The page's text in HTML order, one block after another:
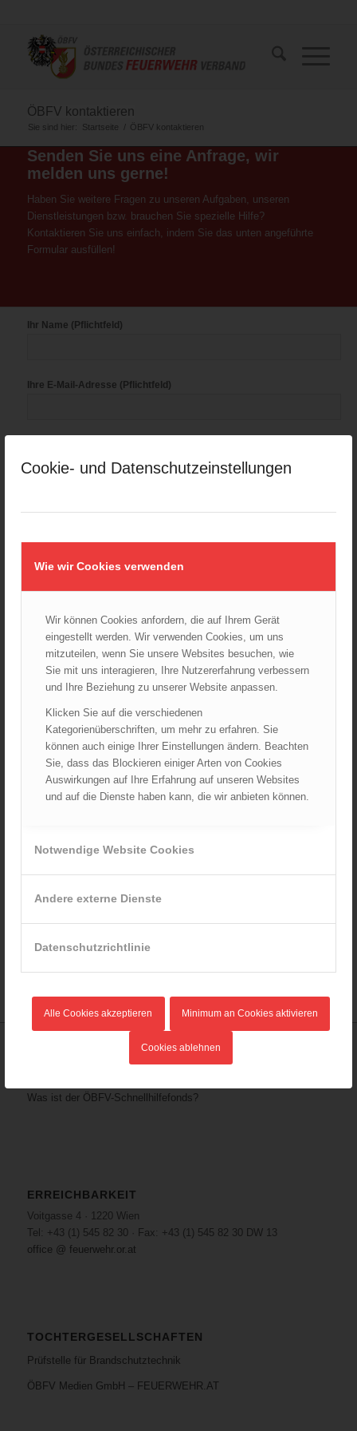
Cookie- und Datenschutzeinstellungen
Wie wir Cookies verwenden
Wir können Cookies anfordern, die auf Ihrem Gerät
eingestellt werden. Wir verwenden Cookies, um uns
mitzuteilen, wenn Sie unsere Websites besuchen, wie
Sie mit uns interagieren, Ihre Nutzererfahrung verbessern
und Ihre Beziehung zu unserer Website anpassen.
Klicken Sie auf die verschiedenen
Kategorienüberschriften, um mehr zu erfahren. Sie
können auch einige Ihrer Einstellungen ändern. Beachten
Sie, dass das Blockieren einiger Arten von Cookies
Auswirkungen auf Ihre Erfahrung auf unseren Websites
und auf die Dienste haben kann, die wir anbieten können.
Notwendige Website Cookies
Andere externe Dienste
Datenschutzrichtlinie
Alle Cookies akzeptieren Minimum an Cookies aktivieren
Cookies ablehnen
ÖBFV kontaktieren
Sie sind hier: Startseite / ÖBFV kontaktieren
Senden Sie uns eine Anfrage, wir
melden uns gerne!
Haben Sie weitere Fragen zu unseren Aufgaben, unseren
Dienstleistungen bzw. brauchen Sie spezielle Hilfe?
Kontaktieren Sie uns einfach, indem Sie das unten angeführte
Formular ausfüllen!
Ihr Name (Pflichtfeld)
Ihre E-Mail-Adresse (Pflichtfeld)
REFERATE & SACHGEBIETE
FACHAUSSCHÜSSE
PRESSE
Was ist der ÖBFV-Schnellhilfefonds?
ERREICHBARKEIT
Voitgasse 4 · 1220 Wien
Tel: +43 (1) 545 82 30 · Fax: +43 (1) 545 82 30 DW 13
office @ feuerwehr.or.at
TOCHTERGESELLSCHAFTEN
Prüfstelle für Brandschutztechnik
ÖBFV Medien GmbH – FEUERWEHR.AT